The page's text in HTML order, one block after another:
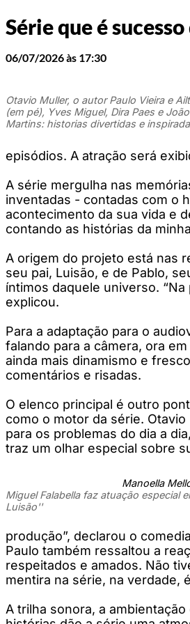
Série que é
06/07/2026 às 17:30
Otavio Muller, o autor Paulo Vieira e
(em pé), Yves Miguel, Dira Paes e
Martins: historias divertidas e
episódios. A atração será
A série mergulha nas
inventadas - contadas com o
acontecimento da sua vida e
contando as histórias da
A origem do projeto está nas
seu pai, Luisão, e de Pablo,
íntimos daquele universo.
explicou.
Para a adaptação para o
falando para a câmera, ora
ainda mais dinamismo e
comentários e risadas.
O elenco principal é outro
como o motor da série.
para os problemas do dia a
traz um olhar especial sobre
Manoella
Miguel Falabella faz atuação especial
Luisão''
produção”, declarou o
Paulo também ressaltou a
respeitados e amados. Não
mentira na série, na verdade,
A trilha sonora, a